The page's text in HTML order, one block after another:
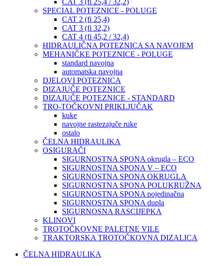
CAT 3 (fi 25,4 / 32,2)
SPECIAL POTEZNICE - POLUGE
CAT 2 (fi 25,4)
CAT 3 (fi 32,2)
CAT 4 (fi 45,2 / 32,4)
HIDRAULIČNA POTEZNICA SA NAVOJEM
MEHANIČKE POTEZNICE - POLUGE
standard navojna
automatska navojna
DJELOVI POTEZNICA
DIZAJUČE POTEZNICE
DIZAJUČE POTEZNICE - STANDARD
TRO-TOČKOVNI PRIKLJUČAK
kuke
navojne rastezajuče ruke
ostalo
ČELNA HIDRAULIKA
OSIGURAČI
SIGURNOSTNA SPONA okrugla – ECO
SIGURNOSTNA SPONA V – ECO
SIGURNOSTNA SPONA OKRUGLA
SIGURNOSTNA SPONA POLUKRUŽNA
SIGURNOSTNA SPONA pojedinačna
SIGURNOSTNA SPONA dupla
SIGURNOSNA RASCIJEPKA
KLINOVI
TROTOČKOVNE PALETNE VILE
TRAKTORSKA TROTOČKOVNA DIZALICA
ČELNA HIDRAULIKA